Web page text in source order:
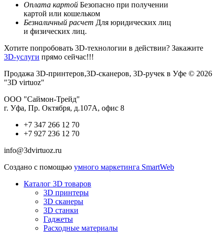
Оплата картой Безопасно при получении
картой или кошельком
Безналичный расчет Для юридических лиц
и физических лиц.
Хотите попробовать 3D-технологии в действии? Закажите
3D-услуги прямо сейчас!!!
Продажа 3D-принтеров,3D-сканеров, 3D-ручек в Уфе © 2026
"3D virtuoz"
ООО "Саймон-Трейд"
г. Уфа, Пр. Октября, д.107А, офис 8
+7 347 266 12 70
+7 927 236 12 70
info@3dvirtuoz.ru
Создано с помощью умного маркетинга SmartWeb
Каталог 3D товаров
3D принтеры
3D сканеры
3D станки
Гаджеты
Расходные материалы